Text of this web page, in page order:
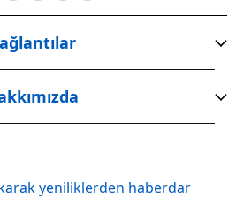
yeniliklerden haberdar